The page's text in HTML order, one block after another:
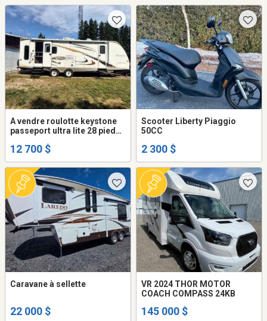
A vendre roulotte keystone
passeport ultra lite 28 pieds
12 700 $
Scooter Liberty Piaggio
50CC
2 300 $
Caravane à sellette
22 000 $
VR 2024 THOR MOTOR
COACH COMPASS 24KB
145 000 $